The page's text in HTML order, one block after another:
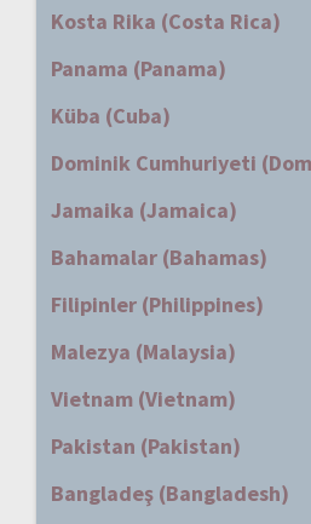
Kosta Rika (Costa Rica)
Panama (Panama)
Küba (Cuba)
Dominik Cumhuriyeti
Jamaika (Jamaica)
Bahamalar (Bahamas)
Filipinler (Philippines)
Malezya (Malaysia)
Vietnam (Vietnam)
Pakistan (Pakistan)
Bangladeş (Bangladesh)